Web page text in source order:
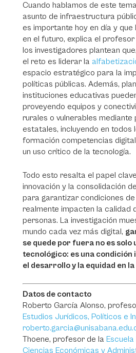
Cuando hablamos de este
asunto de infraestructura
es importante hoy en día y
en el futuro, explica el profesor
los investigadores plantean
el reto es liderar la
espacio estratégico para la
políticas públicas. Además,
instituciones educativas
proveyendo equipos y
rurales o vulnerables mediante
estatales, incluyendo en todos
formación competencias
un uso crítico de la tecnología.
Todo esto resalta el papel
innovación y la consolidación
para garantizar condiciones
realmente impacten la calidad
personas. La investigación
mundo cada vez más digital,
se quede por fuera no es solo
tecnológico: es una condición
el desarrollo y la equidad en
Datos de contacto
Roberto García Alonso,
Estudios Jurídicos, Políticos e
Thoene, profesor de la
Ciencias Económicas y